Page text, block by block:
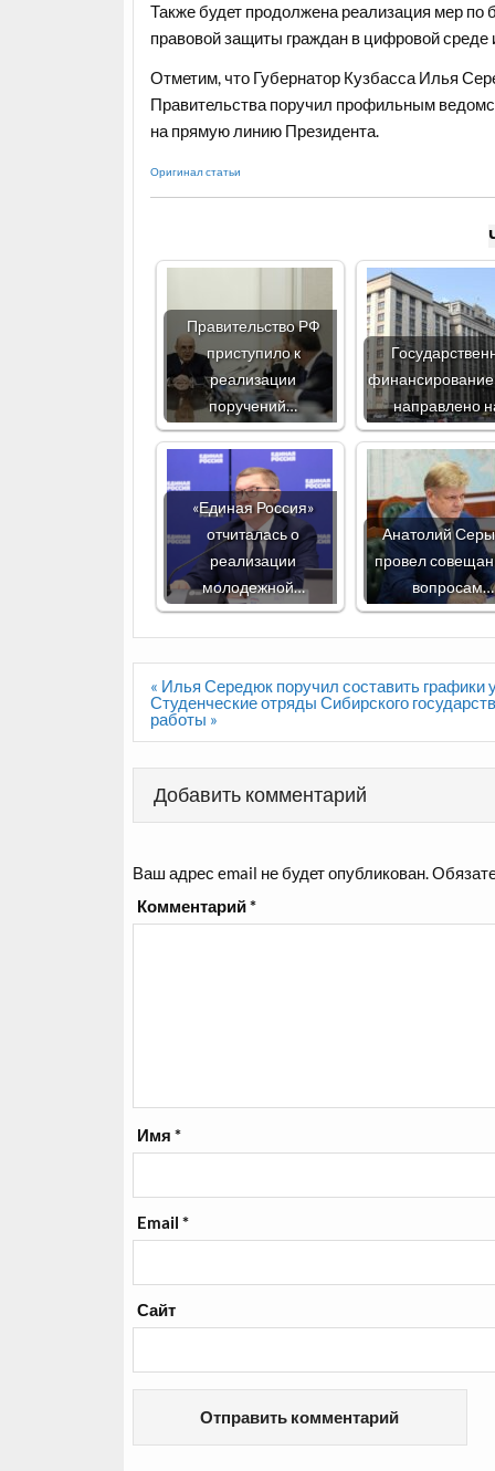
Также будет продолжена реализация мер
правовой защиты граждан в цифровой
Отметим, что Губернатор Кузбасса Илья
Правительства поручил профильным
на прямую линию Президента.
Оригинал статьи
Правительство РФ
приступило к
реализации
поручений…
финансирование
направлено
«Единая Россия»
отчиталась о
реализации
молодежной…
Анатолий
провел
вопросам…
Навигация
по
записям
« Илья Середюк поручил составить графики
Студенческие отряды Сибирского
работы »
Добавить комментарий
Ваш адрес email не будет опубликован.
Комментарий*
Имя*
Email*
Сайт